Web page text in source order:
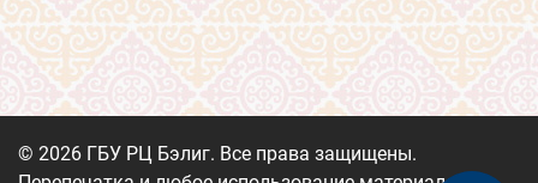
© 2026 ГБУ РЦ Бэлиг. Все права защищены.